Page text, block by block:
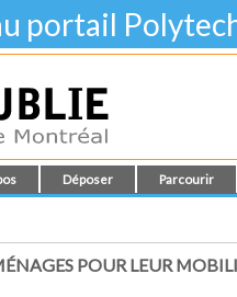
portail
Déposer Parcourir
POUR LEUR